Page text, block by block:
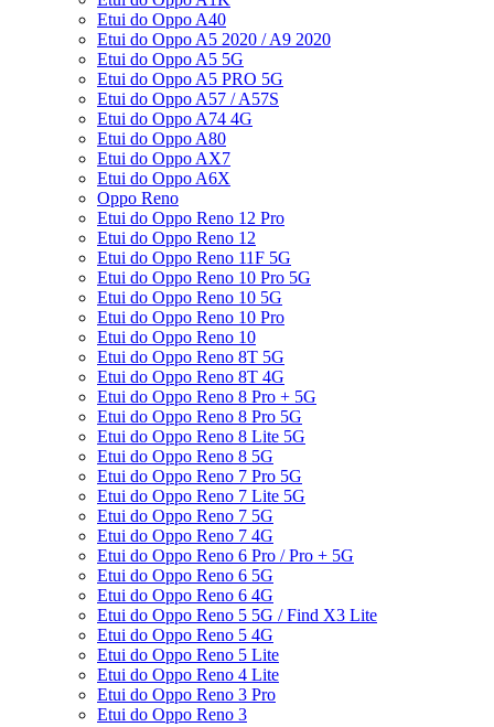
Etui do Oppo A40
Etui do Oppo A5 2020 / A9 2020
Etui do Oppo A5 5G
Etui do Oppo A5 PRO 5G
Etui do Oppo A57 / A57S
Etui do Oppo A74 4G
Etui do Oppo A80
Etui do Oppo AX7
Etui do Oppo A6X
Oppo Reno
Etui do Oppo Reno 12 Pro
Etui do Oppo Reno 12
Etui do Oppo Reno 11F 5G
Etui do Oppo Reno 10 Pro 5G
Etui do Oppo Reno 10 5G
Etui do Oppo Reno 10 Pro
Etui do Oppo Reno 10
Etui do Oppo Reno 8T 5G
Etui do Oppo Reno 8T 4G
Etui do Oppo Reno 8 Pro + 5G
Etui do Oppo Reno 8 Pro 5G
Etui do Oppo Reno 8 Lite 5G
Etui do Oppo Reno 8 5G
Etui do Oppo Reno 7 Pro 5G
Etui do Oppo Reno 7 Lite 5G
Etui do Oppo Reno 7 5G
Etui do Oppo Reno 7 4G
Etui do Oppo Reno 6 Pro / Pro + 5G
Etui do Oppo Reno 6 5G
Etui do Oppo Reno 6 4G
Etui do Oppo Reno 5 5G / Find X3 Lite
Etui do Oppo Reno 5 4G
Etui do Oppo Reno 5 Lite
Etui do Oppo Reno 4 Lite
Etui do Oppo Reno 3 Pro
Etui do Oppo Reno 3